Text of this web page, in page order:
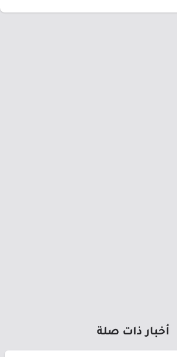
أخبار ذات صلة